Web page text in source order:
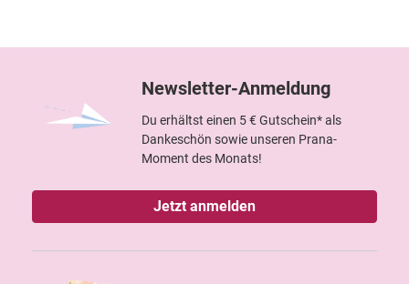
Newsletter-Anmeldung
Du erhältst einen 5 € Gutschein* als
Dankeschön sowie unseren Prana-
Moment des Monats!
Jetzt anmelden